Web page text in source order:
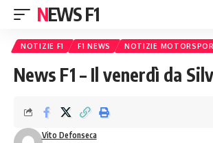
NEWS F1
NOTIZIE F1 F1 NEWS NOTIZIE
News F1 – Il venerdì da
Vito Defonseca